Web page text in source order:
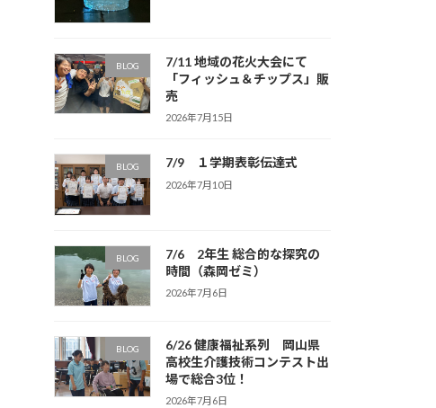
BLOG
7/11 地域の花火大会にて
「フィッシュ＆チップス」販
売
2026年7月15日
BLOG 7/9 １学期表彰伝達式
2026年7月10日
BLOG
7/6 2年生 総合的な探究の
時間（森岡ゼミ）
2026年7月6日
BLOG
6/26 健康福祉系列 岡山県
高校生介護技術コンテスト出
場で総合3位！
2026年7月6日